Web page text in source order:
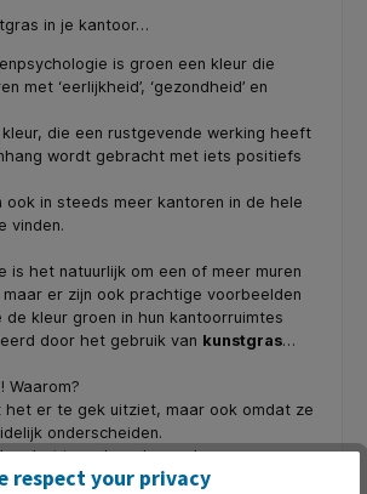
in je kantoor…
is groen een kleur die
met ‘eerlijkheid’, ‘gezondheid’ en
die een rustgevende werking heeft
wordt gebracht met iets positiefs
ook in steeds meer kantoren in de hele
vinden.
is het natuurlijk om een of meer muren
er zijn ook prachtige voorbeelden
de kleur groen in hun kantoorruimtes
door het gebruik van kunstgras…
Waarom?
het er te gek uitziet, maar ook omdat ze
onderscheiden.
het is anders dan anders.
respect your privacy